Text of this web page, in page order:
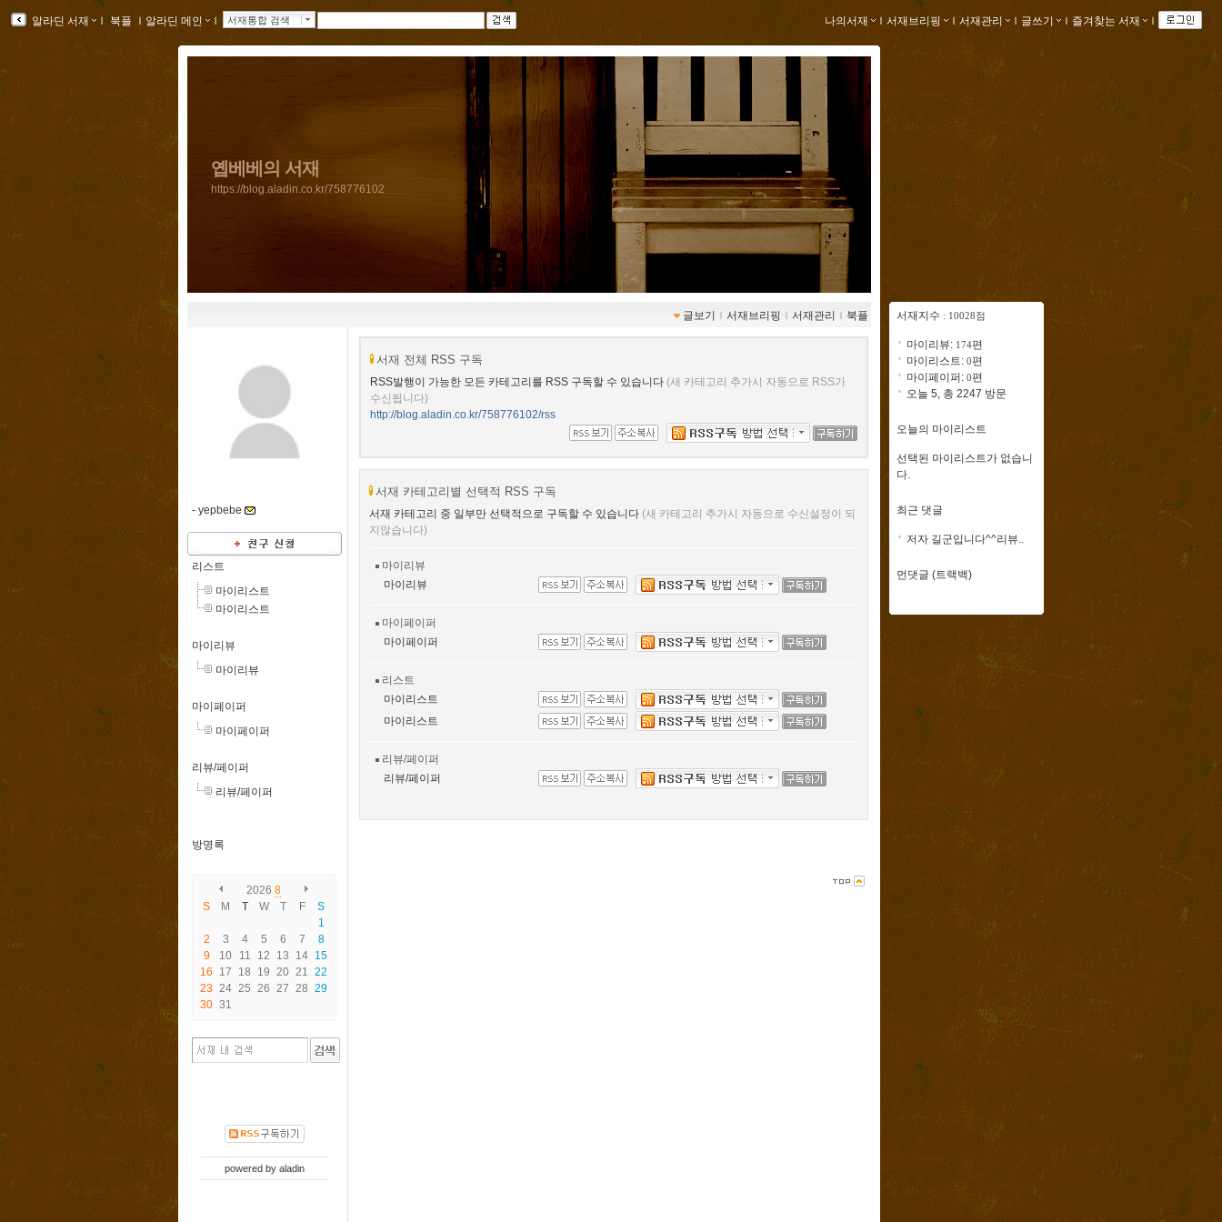
알라딘 서재 ｌ 북플 ｌ 알라딘 메인 ｌ 서재통합 검색 나의서재 ｌ 서재브리핑 ｌ 서재관리 ｌ 글쓰기 ｌ 즐겨찾는 서재 ｌ
옙베베의 서재
https://blog.aladin.co.kr/758776102
글보기 ｌ 서재브리핑 ｌ 서재관리 ｌ 북플
- yepbebe
리스트
마이리스트
마이리스트
마이리뷰
마이리뷰
마이페이퍼
마이페이퍼
리뷰/페이퍼
리뷰/페이퍼
방명록
2026 8
S
M T W T F
S
1
2
3 4 5 6 7
8
9
10 11 12 13 14 15
16
17 18 19 20 21 22
23 24 25 26 27 28 29
30 31
powered by aladin
서재 전체 RSS 구독
RSS발행이 가능한 모든 카테고리를 RSS 구독할 수 있습니다 (새 카테고리 추가시 자동으로 RSS가
수신됩니다)
http://blog.aladin.co.kr/758776102/rss
서재 카테고리별 선택적 RSS 구독
서재 카테고리 중 일부만 선택적으로 구독할 수 있습니다 (새 카테고리 추가시 자동으로 수신설정이 되
지않습니다)
마이리뷰
마이리뷰
마이페이퍼
마이페이퍼
리스트
마이리스트
마이리스트
리뷰/페이퍼
리뷰/페이퍼
서재지수 : 10028점
마이리뷰: 174편
마이리스트: 0편
마이페이퍼: 0편
오늘 5, 총 2247 방문
오늘의 마이리스트
선택된 마이리스트가 없습니
다.
최근 댓글
저자 길군입니다^^리뷰..
먼댓글 (트랙백)